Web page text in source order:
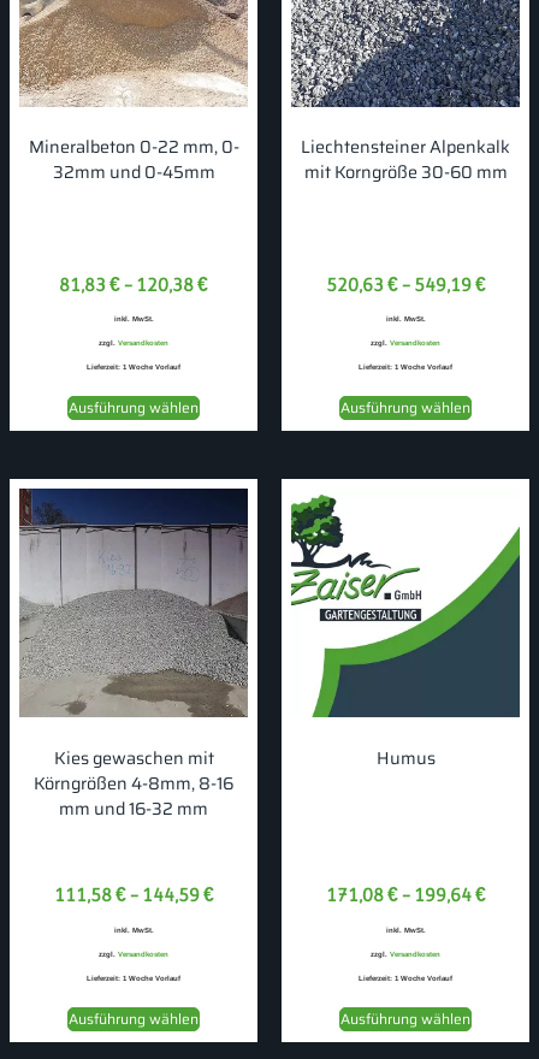
Mineralbeton 0-22 mm, 0-
32mm und 0-45mm
81,83 €– 120,38€
inkl. MwSt.
zzgl. Versandkosten
Lieferzeit: 1 Woche Vorlauf
Ausführung wählen
Liechtensteiner Alpenkalk
mit Korngröße 30-60 mm
520,63 €– 549,19€
inkl. MwSt.
zzgl. Versandkosten
Lieferzeit: 1 Woche Vorlauf
Ausführung wählen
Kies gewaschen mit
Körngrößen 4-8mm, 8-16
mm und 16-32 mm
111,58€– 144,59€
inkl. MwSt.
zzgl. Versandkosten
Lieferzeit: 1 Woche Vorlauf
Ausführung wählen
Humus
171,08€– 199,64€
inkl. MwSt.
zzgl. Versandkosten
Lieferzeit: 1 Woche Vorlauf
Ausführung wählen